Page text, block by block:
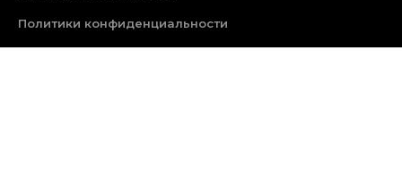
Политики конфиденциальности